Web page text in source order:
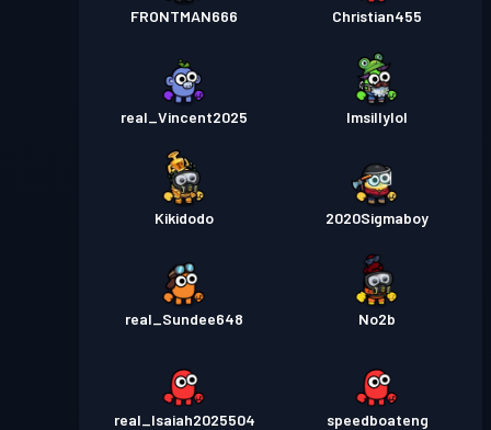
FRONTMAN666 Christian455
real_Vincent2025 Imsillylol
Kikidodo 2020Sigmaboy
real_Sundee648 No2b
real_Isaiah2025504 speedboateng